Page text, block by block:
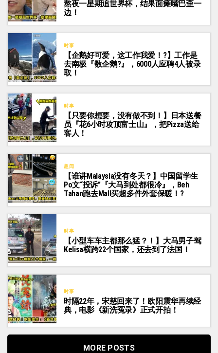
熬夜一星期追世界杯，结果面瘫嘴巴歪一
边！
时事
【企鹅好可爱，这工作我爱！?】工作是
去南极『数企鹅?』，6000人应聘4人被录
取！
时事
【只要你想要，没有做不到！】日本送餐
员『花6小时攻顶富士山』，把Pizza送给
客人！
趣闻
【谁讲Malaysia没有冬天？】中国留学生
Po文“投诉”『大马到处都很冷』，Beh
Tahan跑去Mall买超多件外套保暖！?
时事
【小型车车主都那么猛？！】大马男子驾
Kelisa横跨22个国家，还去到了法国！
时事
时隔22年，宋慈回来了！欧阳震华再续经
典，电影《新洗冤录》正式开拍！
MORE POSTS